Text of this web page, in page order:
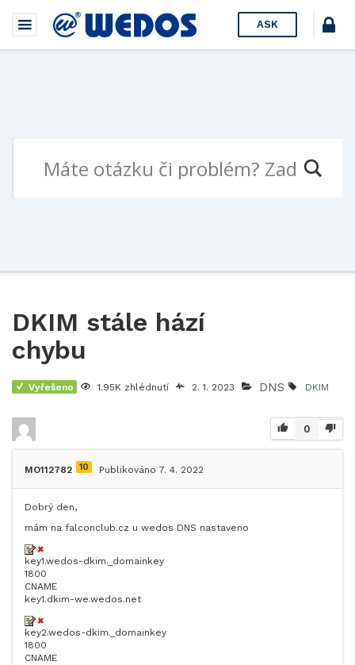
ASK
DKIM stále hází
chybu
Vyřešeno 1.95K zhlédnutí 2. 1. 2023 DNS DKIM
0
MO112782 10 Publikováno 7. 4. 2022
Dobrý den,
mám na falconclub.cz u wedos DNS nastaveno
key1.wedos-dkim._domainkey
1800
CNAME
key1.dkim-we.wedos.net
key2.wedos-dkim._domainkey
1800
CNAME